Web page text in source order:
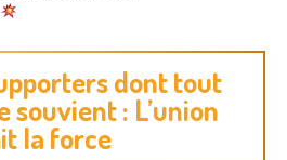
dont tout
souvient : L’union
la force